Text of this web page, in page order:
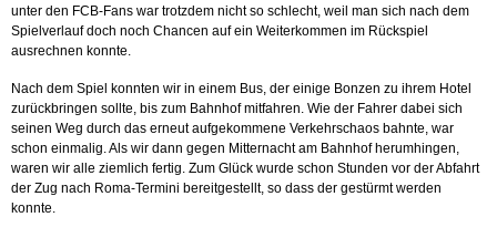
unter den FCB-Fans war trotzdem nicht so schlecht, weil man sich nach dem
Spielverlauf doch noch Chancen auf ein Weiterkommen im Rückspiel
ausrechnen konnte.
Nach dem Spiel konnten wir in einem Bus, der einige Bonzen zu ihrem Hotel
zurückbringen sollte, bis zum Bahnhof mitfahren. Wie der Fahrer dabei sich
seinen Weg durch das erneut aufgekommene Verkehrschaos bahnte, war
schon einmalig. Als wir dann gegen Mitternacht am Bahnhof herumhingen,
waren wir alle ziemlich fertig. Zum Glück wurde schon Stunden vor der Abfahrt
der Zug nach Roma-Termini bereitgestellt, so dass der gestürmt werden
konnte.